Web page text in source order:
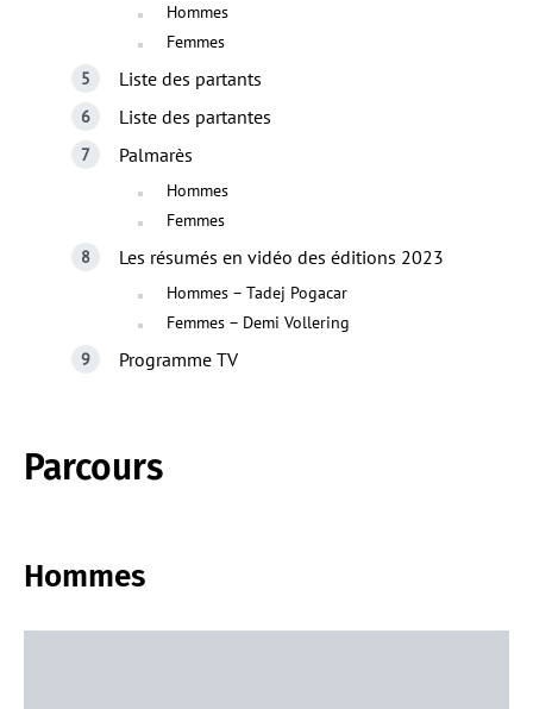
Hommes
Femmes
Liste des partants
Liste des partantes
Palmarès
Hommes
Femmes
Les résumés en vidéo des éditions 2023
Hommes – Tadej Pogacar
Femmes – Demi Vollering
Programme TV
Parcours
Hommes